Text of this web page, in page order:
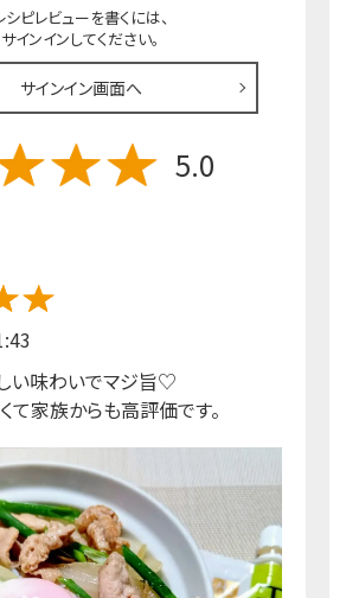
シピレビューを書くには、
サインインしてください。
サインイン画面へ
5.0
い味わいでマジ旨♡
て家族からも高評価です。